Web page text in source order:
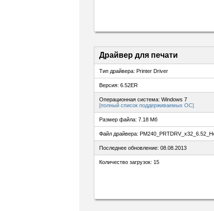
Драйвер для печати
Тип драйвера: Printer Driver
Версия: 6.52ER
Операционная система: Windows 7
[полный список поддерживаемых ОС]
Размер файла: 7.18 Мб
Файл драйвера:
Последнее обновление: 08.08.2013
Количество загрузок: 15